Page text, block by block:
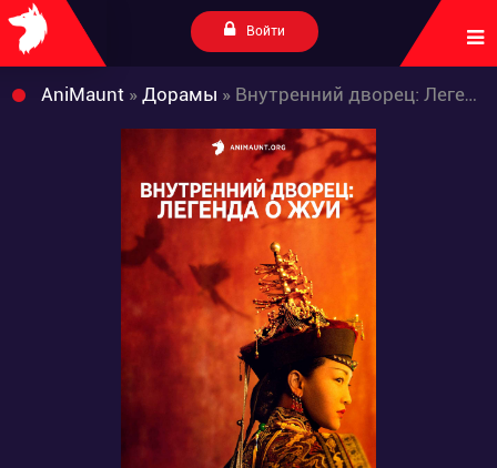
Войти
AniMaunt » Дорамы » Внутренний дворец: Легенда о Жуи